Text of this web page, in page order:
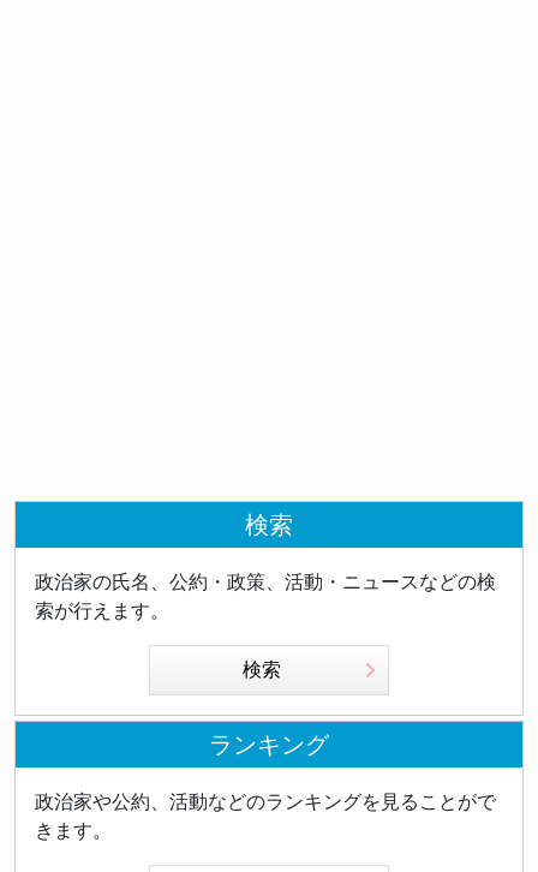
検索
政治家の氏名、公約・政策、活動・ニュースなどの検
索が行えます。
検索
ランキング
政治家や公約、活動などのランキングを見ることがで
きます。